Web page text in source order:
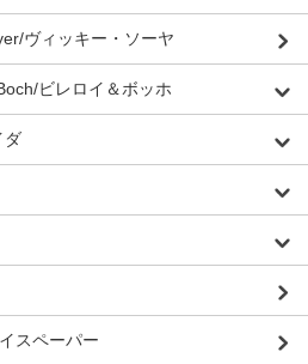
ヴィッキー・ソーヤ
ビレロイ＆ボッホ
ダ
スペーパー